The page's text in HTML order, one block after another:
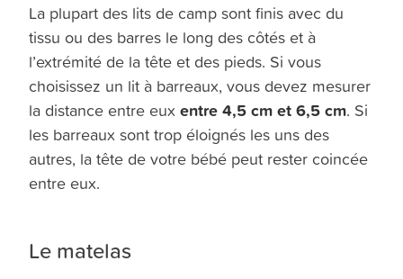
La plupart des lits de camp sont finis avec du
tissu ou des barres le long des côtés et à
l’extrémité de la tête et des pieds. Si vous
choisissez un lit à barreaux, vous devez mesurer
la distance entre euxentre 4,5 cm et 6,5 cm. Si
les barreaux sont trop éloignés les uns des
autres, la tête de votre bébé peut rester coincée
entre eux.
Le matelas